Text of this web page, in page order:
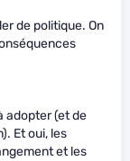
de politique. On
adopter (et de
Et oui, les
et les